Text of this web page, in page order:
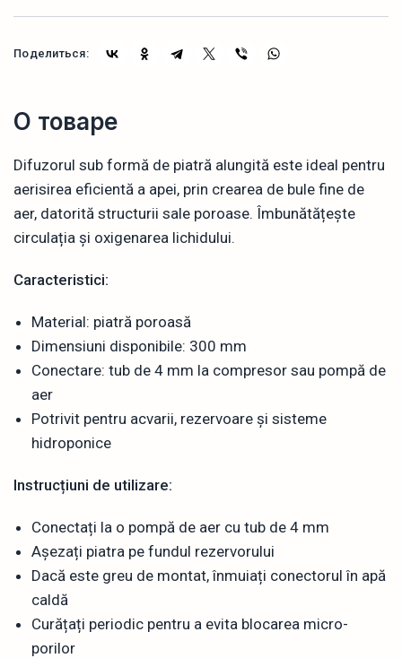
Поделиться:
О товаре
Difuzorul sub formă de piatră alungită este ideal pentru
aerisirea eficientă a apei, prin crearea de bule fine de
aer, datorită structurii sale poroase. Îmbunătățește
circulația și oxigenarea lichidului.
Caracteristici:
Material: piatră poroasă
Dimensiuni disponibile: 300 mm
Conectare: tub de 4 mm la compresor sau pompă de
aer
Potrivit pentru acvarii, rezervoare și sisteme
hidroponice
Instrucțiuni de utilizare:
Conectați la o pompă de aer cu tub de 4 mm
Așezați piatra pe fundul rezervorului
Dacă este greu de montat, înmuiați conectorul în apă
caldă
Curățați periodic pentru a evita blocarea micro-
porilor